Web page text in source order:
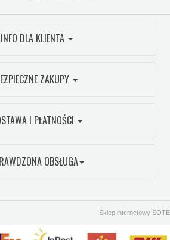
INFO DLA KLIENTA
ZAKUPY
I PŁATNOŚCI
OBSŁUGA
Sklep internetowy SOTE